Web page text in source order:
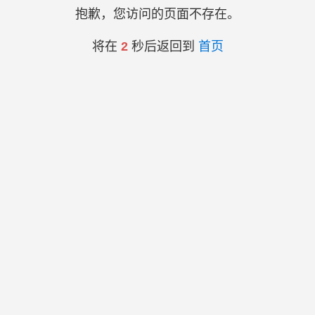
抱歉，您访问的页面不存在。
将在 2秒后返回到 首页